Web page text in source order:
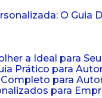
O Guia
a Ideal para
Prático para
para
para